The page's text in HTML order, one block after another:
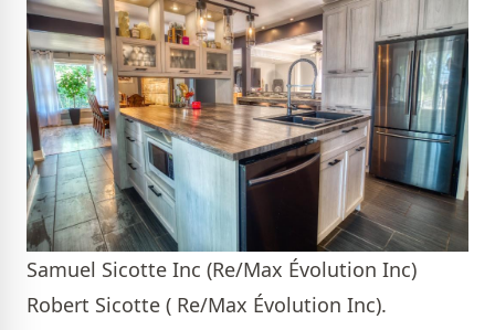
Samuel Sicotte Inc (Re/Max Évolution Inc)
Robert Sicotte ( Re/Max Évolution Inc).